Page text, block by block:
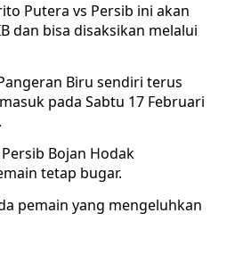
Putera vs Persib ini akan
dan bisa disaksikan melalui
Biru sendiri terus
pada Sabtu 17 Februari
Bojan Hodak
tetap bugar.
pemain yang mengeluhkan